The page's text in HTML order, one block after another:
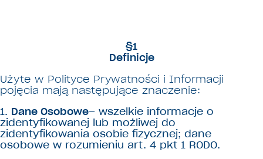
§1
Definicje
Użyte w Polityce Prywatności i Informacji
pojęcia mają następujące znaczenie:
1. Dane Osobowe– wszelkie informacje o
zidentyfikowanej lub możliwej do
zidentyfikowania osobie fizycznej; dane
osobowe w rozumieniu art. 4 pkt 1 RODO.